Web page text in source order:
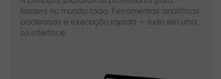
traders no mundo todo. Ferramentas analíticas
poderosas e execução rápida — tudo em uma
só interface